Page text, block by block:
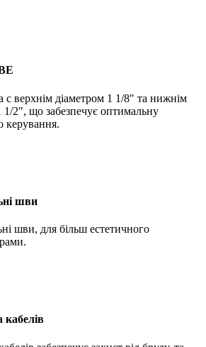
с верхнім діаметром 1 1/8" та нижнім
1/2", що забезпечує оптимальну
керування.
шви
шви, для більш естетичного